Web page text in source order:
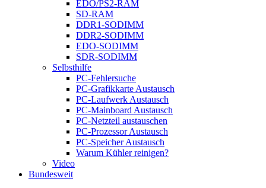
EDO/PS2-RAM
SD-RAM
DDR1-SODIMM
DDR2-SODIMM
EDO-SODIMM
SDR-SODIMM
Selbsthilfe
PC-Fehlersuche
PC-Grafikkarte Austausch
PC-Laufwerk Austausch
PC-Mainboard Austausch
PC-Netzteil austauschen
PC-Prozessor Austausch
PC-Speicher Austausch
Warum Kühler reinigen?
Video
Bundesweit